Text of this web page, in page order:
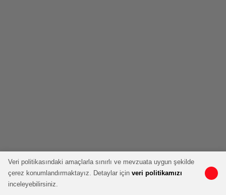
Veri politikasındaki amaçlarla sınırlı ve mevzuata uygun şekilde
çerez konumlandırmaktayız. Detaylar için veri politikamızı
inceleyebilirsiniz.